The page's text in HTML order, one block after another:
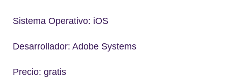
Sistema Operativo: iOS
Desarrollador: Adobe Systems
Precio: gratis